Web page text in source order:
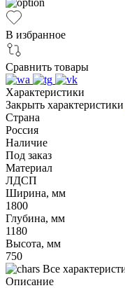
В избранное
Сравнить товары
Характеристики
Закрыть характеристики
Страна
Россия
Наличие
Под заказ
Материал
ЛДСП
Ширина, мм
1800
Глубина, мм
1180
Высота, мм
750
Все
Описание